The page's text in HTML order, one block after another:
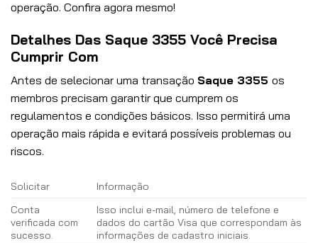
operação. Confira agora mesmo!
Detalhes Das Saque 3355 Você Precisa
Cumprir Com
Antes de selecionar uma transação Saque 3355 os
membros precisam garantir que cumprem os
regulamentos e condições básicos. Isso permitirá uma
operação mais rápida e evitará possíveis problemas ou
riscos.
Solicitar
Informação
Conta
verificada com
sucesso.
Isso inclui e-mail, número de telefone e
dados do cartão Visa que correspondam às
informações de cadastro iniciais.